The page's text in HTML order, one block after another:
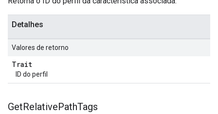
Detalhes
Valores de retorno
Trait
ID do perfil
GetRelativePathTags